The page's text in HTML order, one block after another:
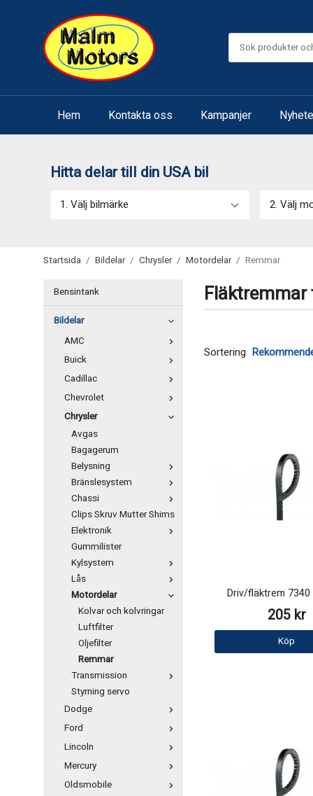
Hem Kontakta oss Kampanjer
Hitta delar till din USA bil
1. Välj bilmärke 2. Välj
Startsida / Bildelar / Chrysler / Motordelar / Remmar
Bensintank
Bildelar
AMC
Buick
Cadillac
Chevrolet
Chrysler
Avgas
Bagagerum
Belysning
Bränslesystem
Chassi
Clips Skruv Mutter Shims
Elektronik
Gummilister
Kylsystem
Lås
Motordelar
Kolvar och kolvringar
Luftfilter
Oljefilter
Remmar
Transmission
Styrning servo
Dodge
Ford
Lincoln
Mercury
Oldsmobile
Fläktremmar
Sortering
Driv/fläktrem 7340
205 kr
Köp